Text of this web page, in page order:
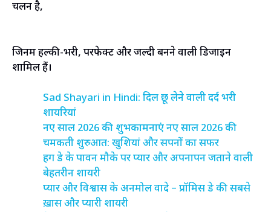
चलन है,
जिनमें हल्की-भरी, परफेक्ट और जल्दी बनने वाली डिजाइन
शामिल हैं।
Sad Shayari in Hindi: दिल छू लेने वाली दर्द भरी
शायरियां
नए साल 2026 की शुभकामनाएं नए साल 2026 की
चमकती शुरुआत: खुशियां और सपनों का सफर
हग डे के पावन मौके पर प्यार और अपनापन जताने वाली
बेहतरीन शायरी
प्यार और विश्वास के अनमोल वादे – प्रॉमिस डे की सबसे
ख़ास और प्यारी शायरी